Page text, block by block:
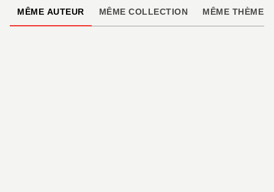
MÊME AUTEUR MÊME COLLECTION MÊME THÈME